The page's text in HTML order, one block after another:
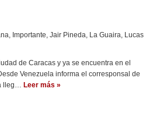
, Importante, Jair Pineda, La Guaira, Lucas
de Caracas y ya se encuentra en el
Venezuela informa el corresponsal de
lleg… Leer más »